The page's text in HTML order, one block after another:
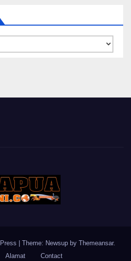
Theme: Newsup by Themeansar.
Alamat Contact